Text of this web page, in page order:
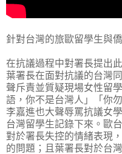
針對台灣的旅歐留學生與
在抗議過程中對署長提出
葉署長在面對抗議的台灣
聲斥責並質疑現場女性留
語，你不是台灣人」「你
李嘉進也大聲辱罵抗議女
台灣留學生記錄下來。歐
對於署長失控的情緒表現
的問題；且葉署長對於台